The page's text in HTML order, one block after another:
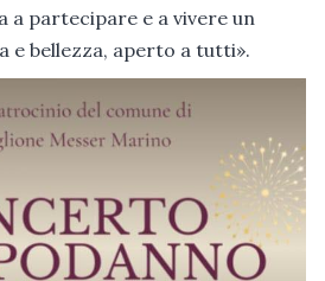
a partecipare e a vivere un
e bellezza, aperto a tutti».